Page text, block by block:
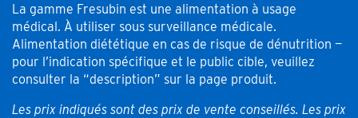
La gamme Fresubin est une alimentation à usage
médical. À utiliser sous surveillance médicale.
Alimentation diététique en cas de risque de dénutrition —
pour l’indication spécifique et le public cible, veuillez
consulter la “description” sur la page produit.
Les prix indiqués sont des prix de vente conseillés. Les prix